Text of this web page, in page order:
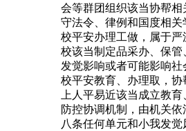
会等群团组织该当协帮
守法令、律例和国度相
校平安办理工做，属于
校该当制定品采办、保
发觉影响或者可能影响
校平安教育、办理取，
上人平易近该当成立教
防控协调机制，由机关
八条任何单元和小我发